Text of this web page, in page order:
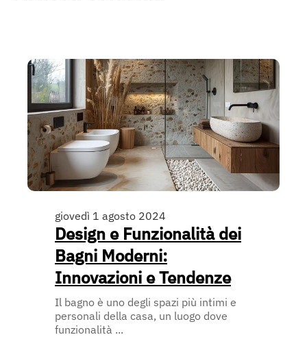
giovedì 1 agosto 2024
Design e Funzionalità dei
Bagni Moderni:
Innovazioni e Tendenze
Il bagno è uno degli spazi più intimi e
personali della casa, un luogo dove
funzionalità ...